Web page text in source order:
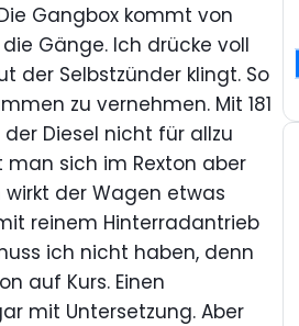
Gangbox kommt von
Gänge. Ich drücke voll
der Selbstzünder klingt. So
zu vernehmen. Mit 181
Diesel nicht für allzu
sich im Rexton aber
wirkt der Wagen etwas
reinem Hinterradantrieb
ich nicht haben, denn
auf Kurs. Einen
mit Untersetzung. Aber